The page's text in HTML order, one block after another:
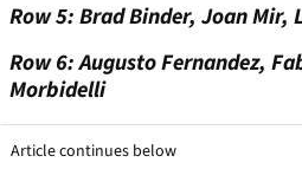
Row 5: Brad Binder, Joan Mir,
Row 6: Augusto Fernandez,
Morbidelli
Article continues below